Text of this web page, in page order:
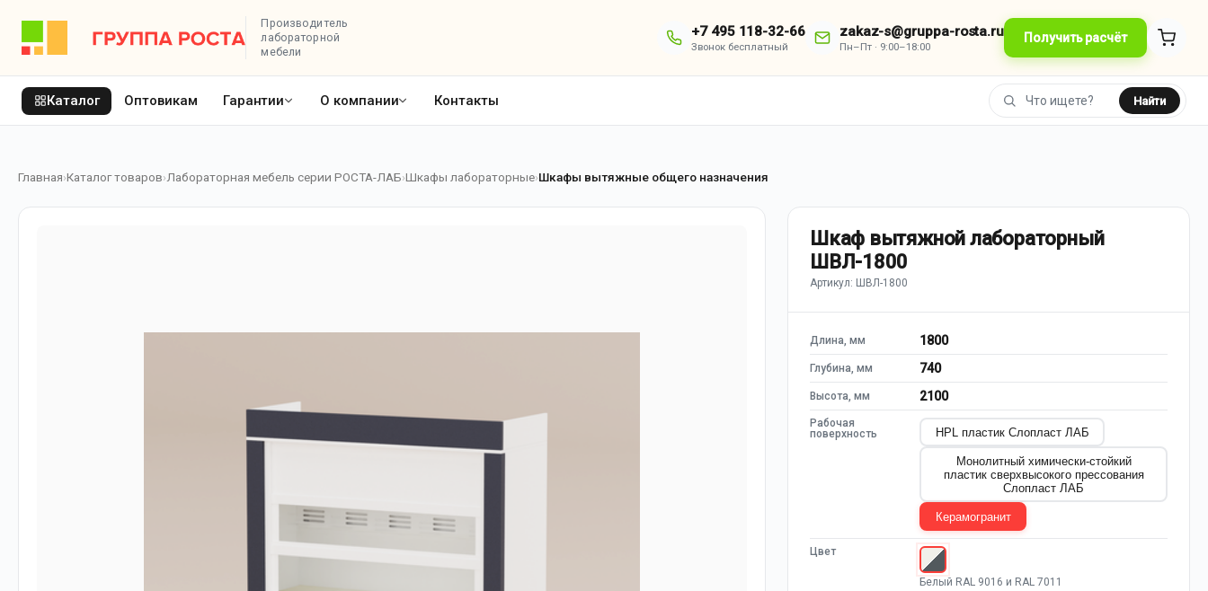
Производитель
лабораторной
мебели
+7 495 118-32-66
Звонок бесплатный
zakaz-s@gruppa-rosta.ru
Пн–Пт · 9:00–18:00
Получить расчёт
Каталог Оптовикам Гарантии О компании Контакты Найти
Главная Каталог товаров Лабораторная мебель серии РОСТА-ЛАБ Шкафы лабораторные Шкафы вытяжные общего назначения
Шкаф вытяжной лабораторный
ШВЛ-1800
Артикул: ШВЛ-1800
Длина, мм 1800
Глубина, мм 740
Высота, мм 2100
Рабочая
поверхность
HPL пластик Слопласт ЛАБ
Монолитный химически-стойкий
пластик сверхвысокого прессования
Слопласт ЛАБ
Керамогранит
Цвет
Белый RAL 9016 и RAL 7011